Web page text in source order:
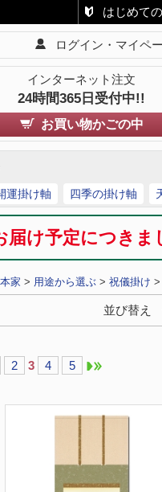
はじめて
ログイン・マイペ
インターネット注文
24時間365日受付中!!
お買い物かごの中
運掛け軸 四季の掛け軸
届け予定につき
家 > 用途から選ぶ > 祝儀掛け >
並び替え
2 3 4 5